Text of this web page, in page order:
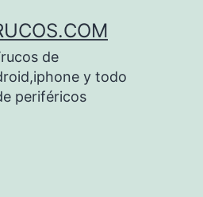
de
y todo
periféricos